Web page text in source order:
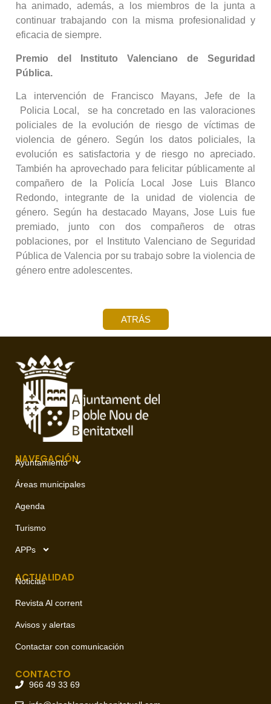
ha animado, además, a los miembros de la junta a
continuar trabajando con la misma profesionalidad y
eficacia de siempre.
Premio del Instituto Valenciano de Seguridad
Pública.
La intervención de Francisco Mayans, Jefe de la
Policia Local, se ha concretado en las valoraciones
policiales de la evolución de riesgo de víctimas de
violencia de género. Según los datos policiales, la
evolución es satisfactoria y de riesgo no apreciado.
También ha aprovechado para felicitar públicamente al
compañero de la Policía Local Jose Luis Blanco
Redondo, integrante de la unidad de violencia de
género. Según ha destacado Mayans, Jose Luis fue
premiado, junto con dos compañeros de otras
poblaciones, por el Instituto Valenciano de Seguridad
Pública de Valencia por su trabajo sobre la violencia de
género entre adolescentes.
ATRÁS
NAVEGACIÓN
Ayuntamiento
Áreas municipales
Agenda
Turismo
APPs
ACTUALIDAD
Noticias
Revista Al corrent
Avisos y alertas
Contactar con comunicación
CONTACTO
966 49 33 69